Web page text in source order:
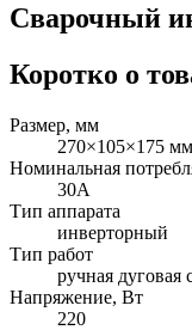
Сварочный
Коротко о
Размер, мм
270×105×175 мм
Номинальная
30А
Тип аппарата
инверторный
Тип работ
ручная
Напряжение, Вт
220